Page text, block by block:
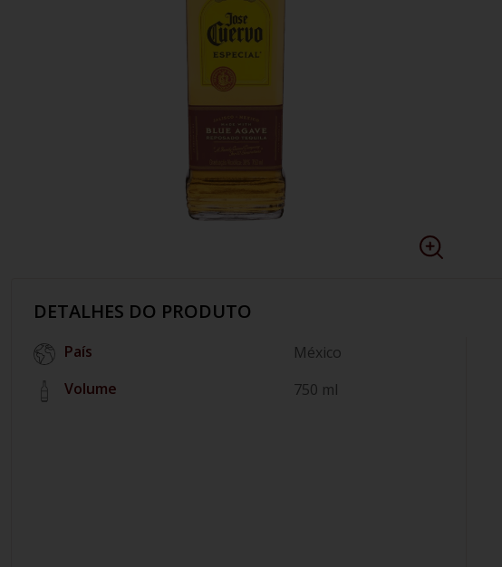
DETALHES DO PRODUTO
País
México
Volume
750 ml